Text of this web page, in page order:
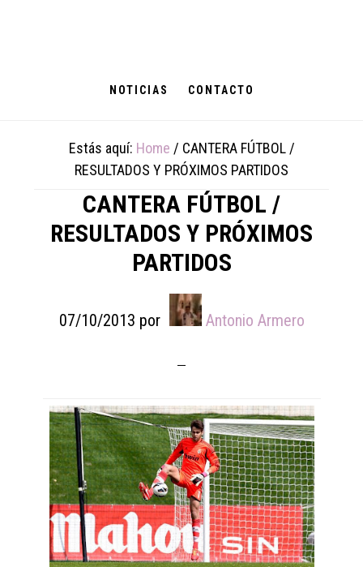
NOTICIAS CONTACTO
Estás aquí: Home / CANTERA FÚTBOL /
RESULTADOS Y PRÓXIMOS PARTIDOS
CANTERA FÚTBOL /
RESULTADOS Y PRÓXIMOS
PARTIDOS
07/10/2013 por Antonio Armero